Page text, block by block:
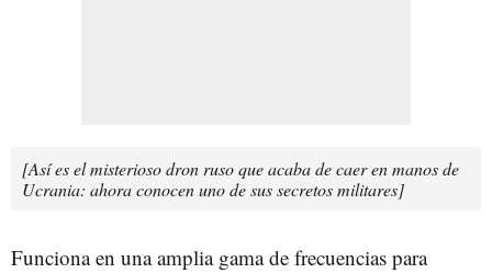
[Así es el misterioso dron ruso que acaba de caer en manos de
Ucrania: ahora conocen uno de sus secretos militares]
Funciona en una amplia gama de frecuencias para